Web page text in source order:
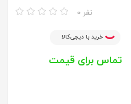
0 نفر
خرید با دیجی‌کالا
تماس برای قیمت